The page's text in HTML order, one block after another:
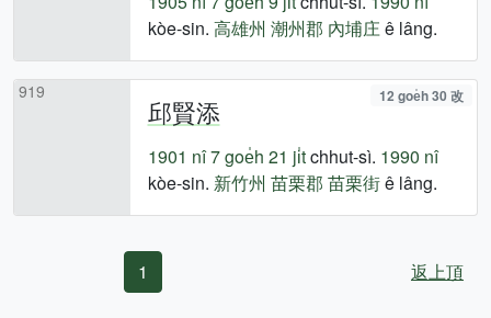
kòe-sin. 高雄州 潮州郡 內埔庄ê lâng.
919
邱賢添 12 goe̍h 30 改
1901 nî7 goe̍h 21 ji̍tchhut-sì. 1990 nî
kòe-sin. 新竹州 苗栗郡 苗栗街ê lâng.
1 返上頂